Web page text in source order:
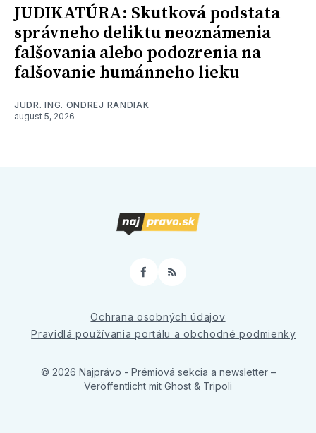
JUDIKATÚRA: Skutková podstata
správneho deliktu neoznámenia
falšovania alebo podozrenia na
falšovanie humánneho lieku
JUDR. ING. ONDREJ RANDIAK
august 5, 2026
Facebook
RSS
Ochrana osobných údajov
Pravidlá používania portálu a obchodné podmienky
© 2026 Najprávo - Prémiová sekcia a newsletter –
Veröffentlicht mit Ghost & Tripoli